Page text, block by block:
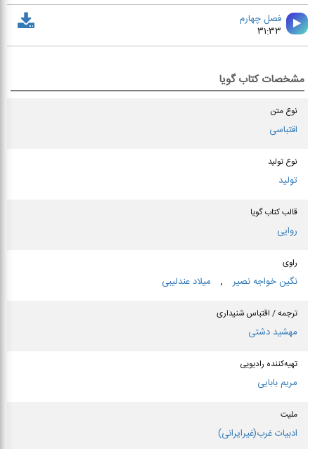
فصل چهارم
۳۱:۳۳
مشخصات کتاب گویا
نوع متن
اقتباسی
نوع تولید
تولید
قالب کتاب گویا
روایی
راوی
نگین خواجه نصیر , میلاد عندلیبی
ترجمه / اقتباس شنیداری
مهشید دشتی
تهیه‌کننده رادیویی
مریم بابایی
ملیت
ادبیات غرب(غیرایرانی)